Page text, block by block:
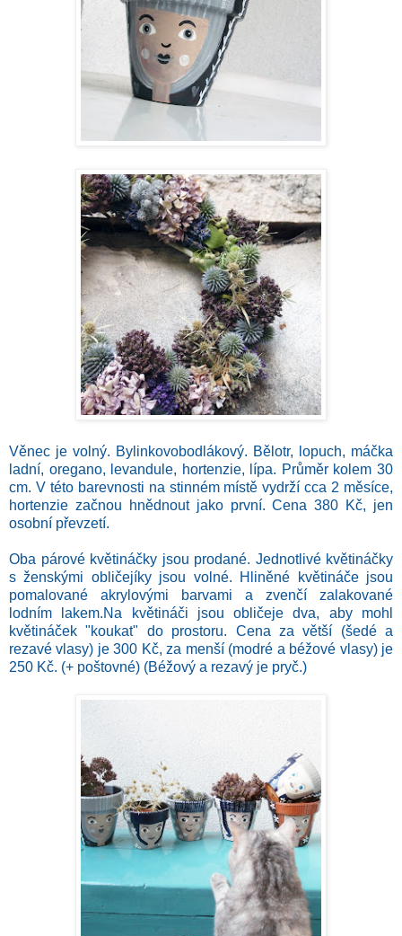
Věnec je volný. Bylinkovobodlákový. Bělotr, lopuch, máčka
ladní, oregano, levandule, hortenzie, lípa. Průměr kolem 30
cm. V této barevnosti na stinném místě vydrží cca 2 měsíce,
hortenzie začnou hnědnout jako první. Cena 380 Kč, jen
osobní převzetí.
Oba párové květináčky jsou prodané. Jednotlivé květináčky
s ženskými obličejíky jsou volné. Hliněné květináče jsou
pomalované akrylovými barvami a zvenčí zalakované
lodním lakem.Na květináči jsou obličeje dva, aby mohl
květináček "koukat" do prostoru. Cena za větší (šedé a
rezavé vlasy) je 300 Kč, za menší (modré a béžové vlasy) je
250 Kč. (+ poštovné) (Béžový a rezavý je pryč.)